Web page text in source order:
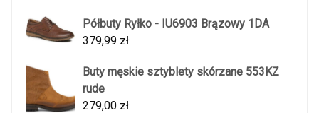
Półbuty Ryłko - IU6903 Brązowy 1DA
379,99 zł
Buty męskie sztyblety skórzane 553KZ
rude
279,00 zł